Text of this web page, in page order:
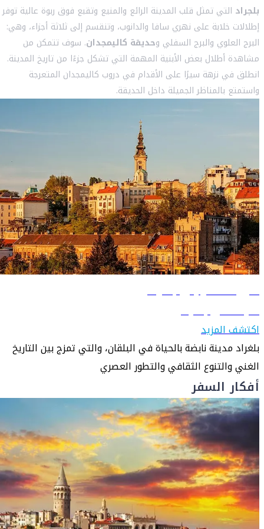
بلجراد التي تمثل قلب المدينة الرائع والمنيع وتقبع فوق ربوة عالية توفر
إطلالات خلابة على نهري سافا والدانوب، وتنقسم إلى ثلاثة أجزاء، وهي:
البرج العلوي والبرج السفلي وحديقة كاليمجدان. سوف تتمكن من
مشاهدة أطلال بعض الأبنية المهمة التي تشكل جزءًا من تاريخ المدينة.
انطلق في نزهة سيرًا على الأقدام في دروب كاليمجدان المتعرجة
واستمتع بالمناظر الجميلة داخل الحديقة.
دليل السفر إلى بلغراد
تعرّف على بلغراد
اكتشف المزيد
بلغراد مدينة نابضة بالحياة في البلقان، والتي تمزج بين التاريخ
الغني والتنوع الثقافي والتطور العصري
أفكار السفر